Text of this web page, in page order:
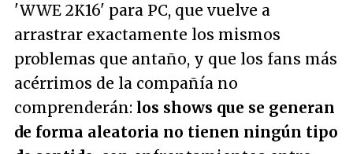
'WWE 2K16' para PC, que vuelve a
arrastrar exactamente los mismos
problemas que antaño, y que los fans más
acérrimos de la compañía no
comprenderán: los shows que se generan
de forma aleatoria no tienen ningún tipo